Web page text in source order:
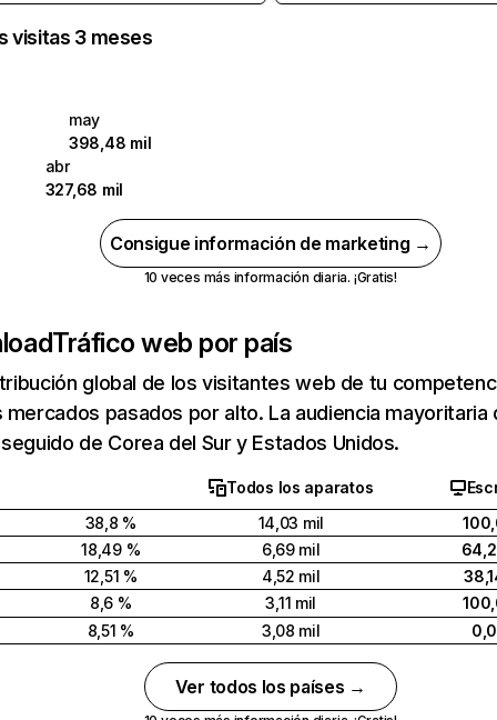
visitas 3 meses
may
398,48 mil
abr
327,68 mil
Consigue información de marketing →
10 veces más información diaria. ¡Gratis!
Tráfico web por país
global de los visitantes web de tu
mercados pasados por alto. La audiencia mayoritaria
de Corea del Sur y Estados Unidos.
Todos los aparatos
38,8 %
14,03 mil
18,49 %
6,69 mil
12,51 %
4,52 mil
8,6 %
3,11 mil
8,51 %
3,08 mil
Ver todos los países →